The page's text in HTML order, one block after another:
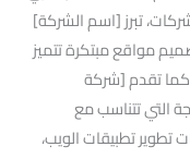
تبرز [اسم الشركة]
مواقع مبتكرة تتميز
كما تقدم [شركة
التي تتناسب مع
تطبيقات الويب،